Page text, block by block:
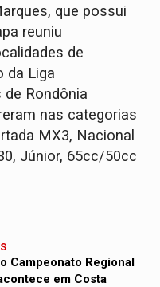
que possui
reuniu
de
da Liga
Rondônia
nas categorias
MX3, Nacional
Júnior, 65cc/50cc
Campeonato Regional
em Costa